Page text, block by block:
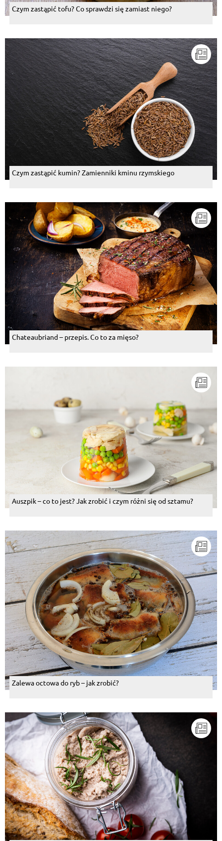
Czym zastąpić tofu? Co sprawdzi się zamiast niego?
Czym zastąpić kumin? Zamienniki kminu rzymskiego
Chateaubriand – przepis. Co to za mięso?
Auszpik – co to jest? Jak zrobić i czym różni się od sztamu?
Zalewa octowa do ryb – jak zrobić?